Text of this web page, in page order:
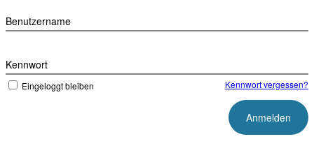
Benutzername
Kennwort
Eingeloggt bleiben Kennwort vergessen?